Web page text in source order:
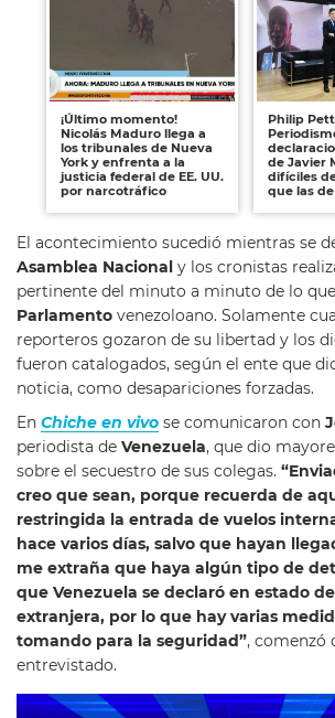
¡Último momento!
Nicolás Maduro llega a
los tribunales de Nueva
York y enfrenta a la
justicia federal de EE. UU.
por narcotráfico
Philip
de Javier
difíciles
que las
El acontecimiento sucedió mientras se
Asamblea Nacional y los cronistas
pertinente del minuto a minuto de lo que
Parlamento venezoloano. Solamente
reporteros gozaron de su libertad y los
fueron catalogados, según el ente que
noticia, como desapariciones forzadas.
En Chiche en vivo se comunicaron con
periodista de Venezuela, que dio
sobre el secuestro de sus colegas.
creo que sean, porque recuerda de
restringida la entrada de vuelos
hace varios días, salvo que hayan
me extraña que haya algún tipo de
que Venezuela se declaró en estado
extranjera, por lo que hay varias
tomando para la seguridad”, comenzó
entrevistado.